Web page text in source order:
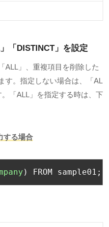
」「 DISTINCT」を設定
ALL 」、重複項目を削除した
す。指定しない場合は、「 AL
「 ALL 」を指定する時は、下
する場合
) FROM sample01 ;